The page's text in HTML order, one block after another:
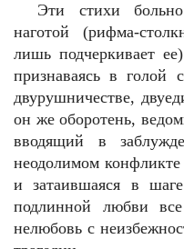
Эти стихи
наготой (рифма-
лишь подчеркивает
признаваясь в голой
двурушничестве,
он же оборотень,
вводящий в
неодолимом
и затаившаяся в
подлинной любви
нелюбовь с